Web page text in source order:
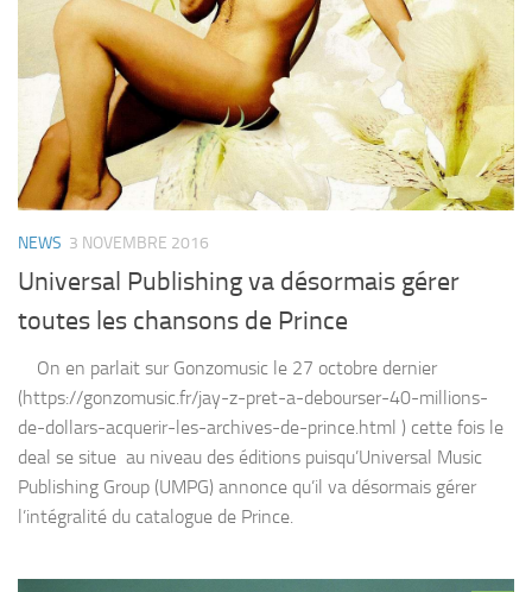
NEWS 3 NOVEMBRE 2016
Universal Publishing va désormais gérer
toutes les chansons de Prince
On en parlait sur Gonzomusic le 27 octobre dernier
(https://gonzomusic.fr/jay-z-pret-a-debourser-40-millions-
de-dollars-acquerir-les-archives-de-prince.html ) cette fois le
deal se situe au niveau des éditions puisqu’Universal Music
Publishing Group (UMPG) annonce qu’il va désormais gérer
l’intégralité du catalogue de Prince.